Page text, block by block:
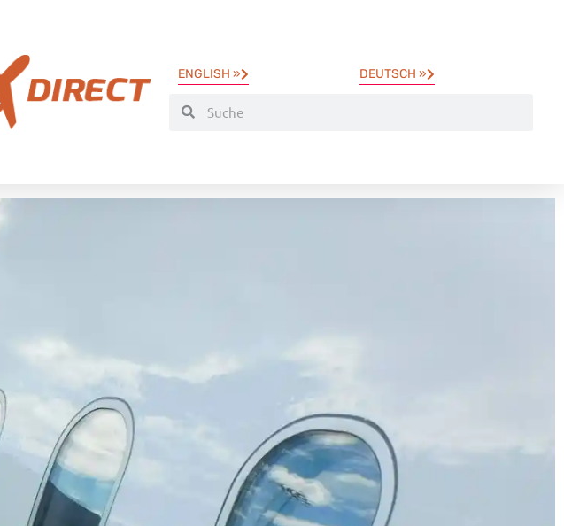
ENGLISH » DEUTSCH »